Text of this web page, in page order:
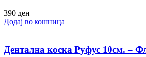
390 ден
Додај во кошница
Дентална коска Руфус 10см. –